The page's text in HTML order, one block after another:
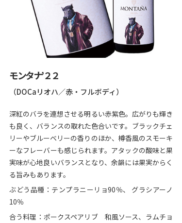
モンタナ’２２
（DOCaリオハ／赤・フルボディ）
深紅のバラを連想させる明るい赤紫色。広がりも輝き
も良く、バランスの取れた色合いです。ブラックチェ
リーやブルーベリーの香りのほか、樽香風のスモーキ
ーなフレーバーも感じられます。アタックの酸味と果
実味が心地良いバランスとなり、余韻には果実からく
る旨みもあります。
ぶどう品種：テンプラニーリョ90％、 グラシアーノ
10％
合う料理：ポークスペアリブ 和風ソース、ラムチョ